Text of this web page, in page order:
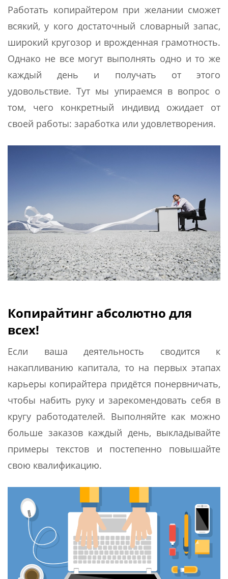
Работать копирайтером при желании сможет
всякий, у кого достаточный словарный запас,
широкий кругозор и врожденная грамотность.
Однако не все могут выполнять одно и то же
каждый день и получать от этого
удовольствие. Тут мы упираемся в вопрос о
том, чего конкретный индивид ожидает от
своей работы: заработка или удовлетворения.
Копирайтинг абсолютно для
всех!
Если ваша деятельность сводится к
накапливанию капитала, то на первых этапах
карьеры копирайтера придётся понервничать,
чтобы набить руку и зарекомендовать себя в
кругу работодателей. Выполняйте как можно
больше заказов каждый день, выкладывайте
примеры текстов и постепенно повышайте
свою квалификацию.